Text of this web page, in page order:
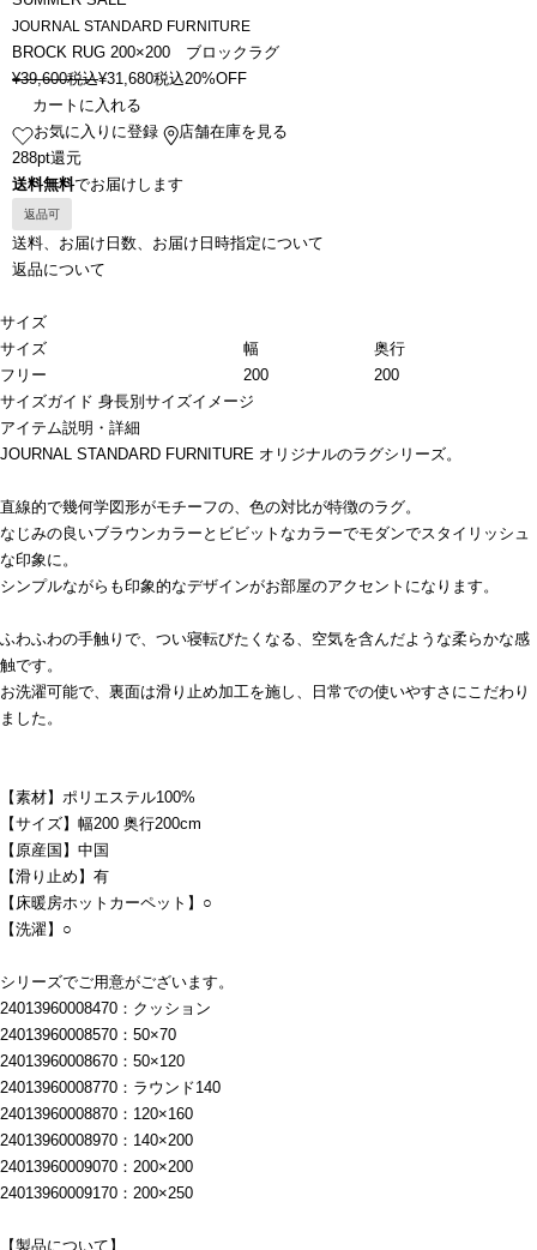
JOURNAL STANDARD FURNITURE
BROCK RUG 200×200 ブロックラグ
¥39,600税込¥31,680税込20%OFF
カートに入れる
お気に入りに登録
店舗在庫を見る
288pt還元
送料無料でお届けします
返品可
送料、お届け日数、お届け日時指定について
返品について
サイズ
サイズ
幅
奥行
フリー
200
200
サイズガイド 身長別サイズイメージ
アイテム説明・詳細
JOURNAL STANDARD FURNITURE オリジナルのラグシリーズ。
直線的で幾何学図形がモチーフの、色の対比が特徴のラグ。
なじみの良いブラウンカラーとビビットなカラーでモダンでスタイリッシュ
な印象に。
シンプルながらも印象的なデザインがお部屋のアクセントになります。
ふわふわの手触りで、つい寝転びたくなる、空気を含んだような柔らかな感
触です。
お洗濯可能で、裏面は滑り止め加工を施し、日常での使いやすさにこだわり
ました。
【素材】ポリエステル100%
【サイズ】幅200 奥行200cm
【原産国】中国
【滑り止め】有
【床暖房ホットカーペット】○
【洗濯】○
シリーズでご用意がございます。
24013960008470：クッション
24013960008570：50×70
24013960008670：50×120
24013960008770：ラウンド140
24013960008870：120×160
24013960008970：140×200
24013960009070：200×200
24013960009170：200×250
【製品について】